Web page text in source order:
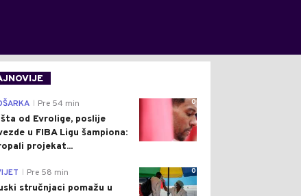
0
Pre 54 min
od Evrolige, poslije
u FIBA Ligu šampiona:
projekat...
0
Pre 58 min
stručnjaci pomažu u